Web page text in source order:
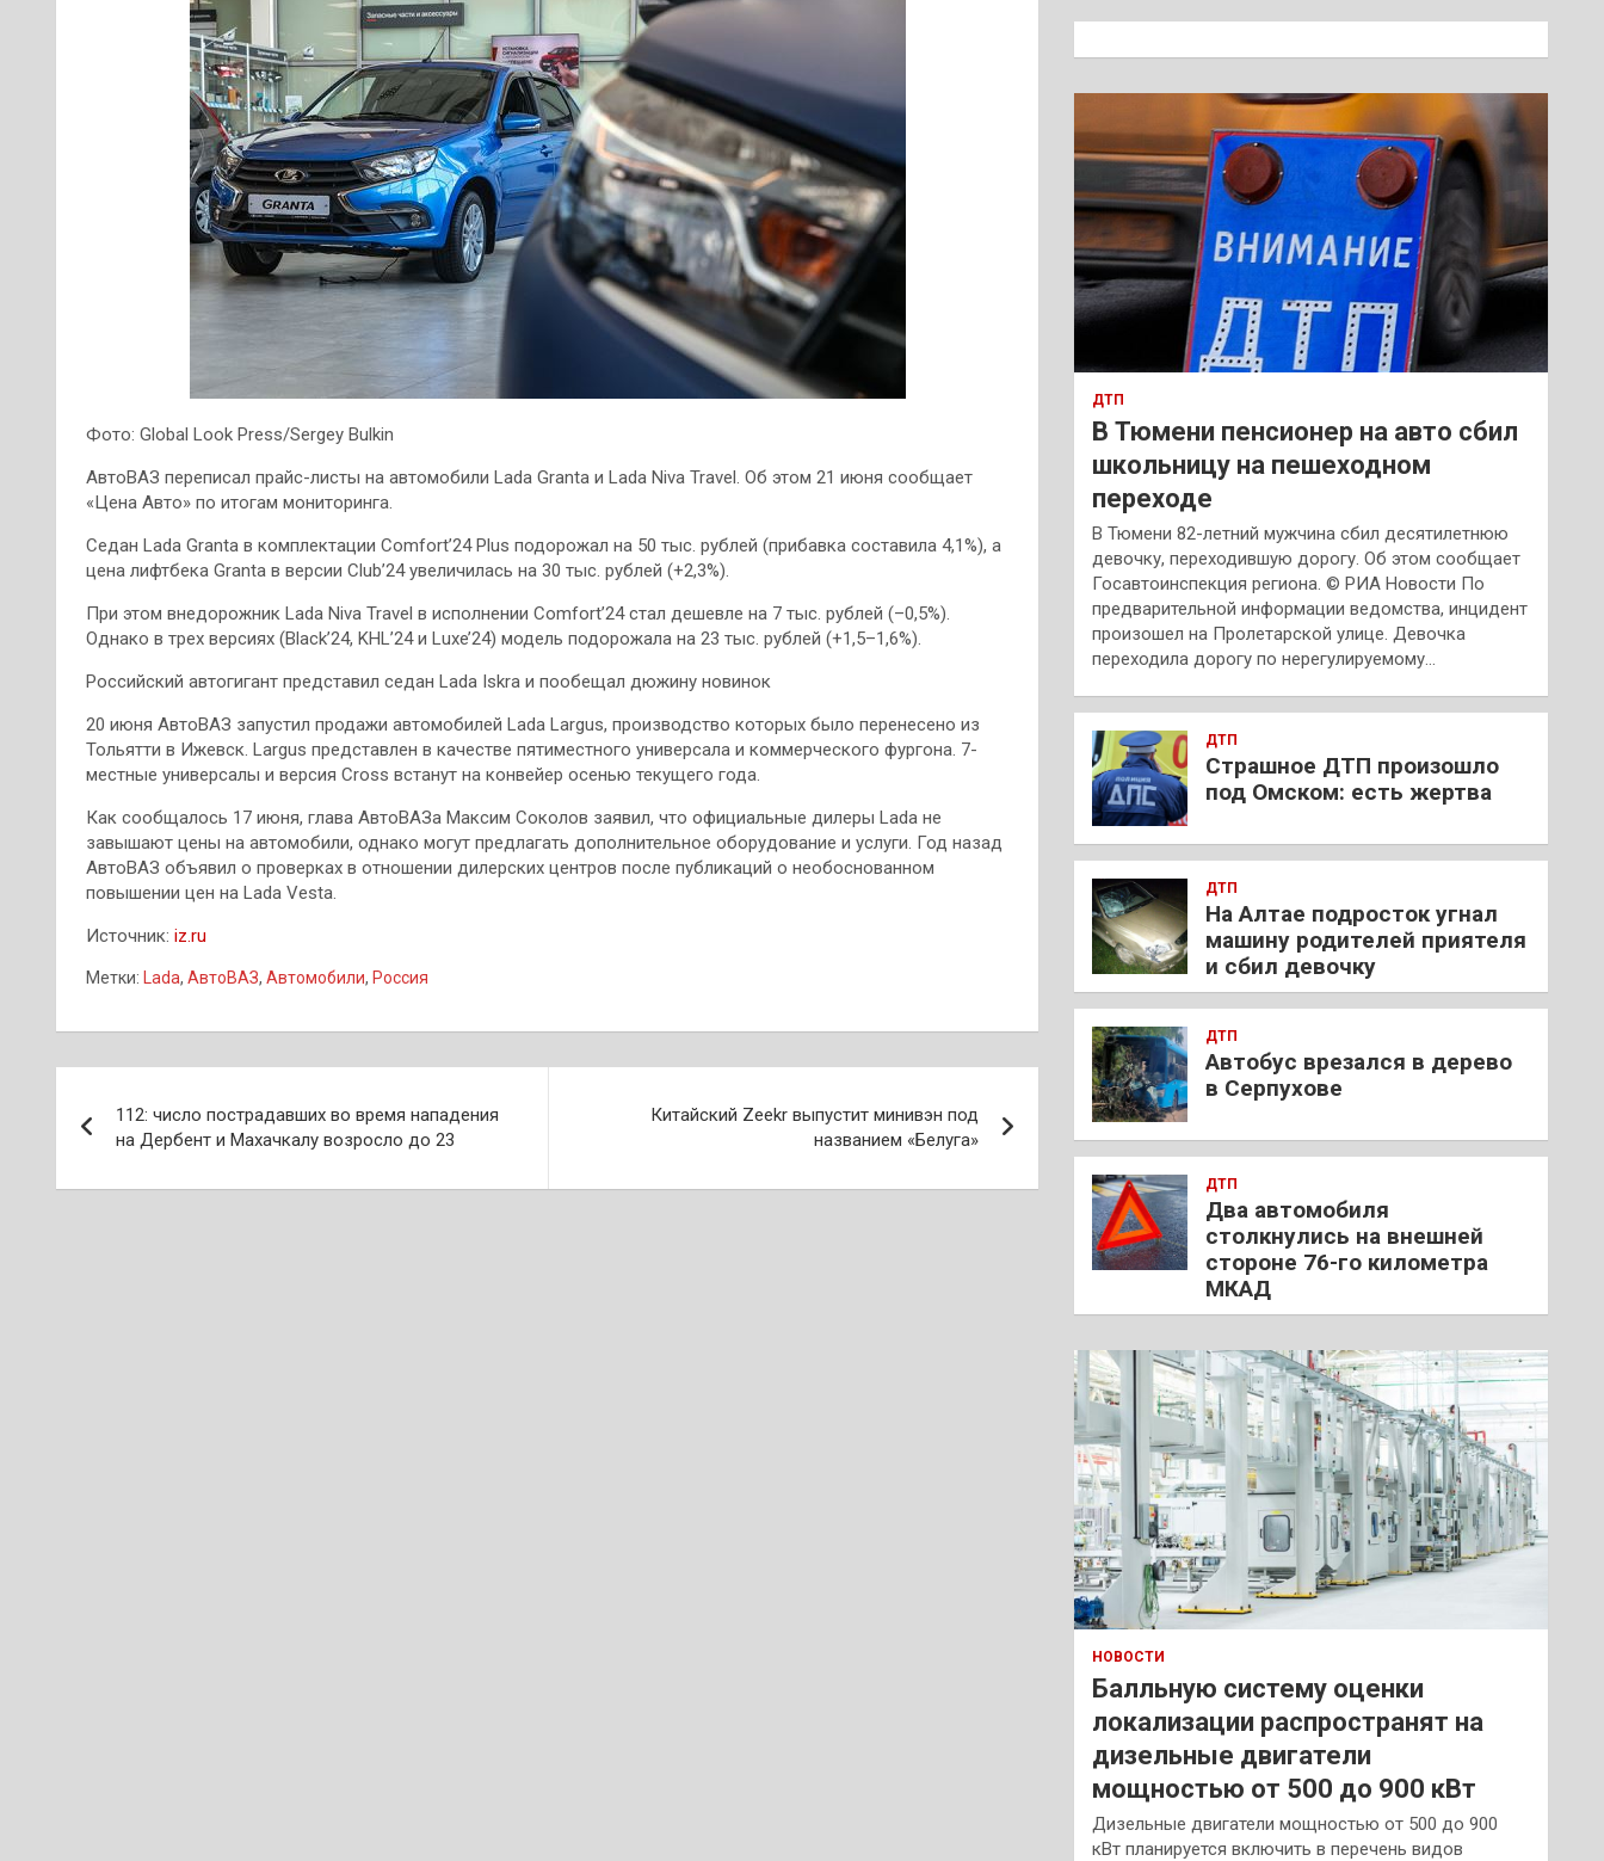
Фото: Global Look Press/Sergey Bulkin
АвтоВАЗ переписал прайс-листы на автомобили Lada Granta и Lada Niva Travel. Об этом 21 июня сообщает
«Цена Авто» по итогам мониторинга.
Седан Lada Granta в комплектации Comfort’24 Plus подорожал на 50 тыс. рублей (прибавка составила 4,1%), а
цена лифтбека Granta в версии Club’24 увеличилась на 30 тыс. рублей (+2,3%).
При этом внедорожник Lada Niva Travel в исполнении Comfort’24 стал дешевле на 7 тыс. рублей (–0,5%).
Однако в трех версиях (Black’24, KHL’24 и Luxe’24) модель подорожала на 23 тыс. рублей (+1,5–1,6%).
Российский автогигант представил седан Lada Iskra и пообещал дюжину новинок
20 июня АвтоВАЗ запустил продажи автомобилей Lada Largus, производство которых было перенесено из
Тольятти в Ижевск. Largus представлен в качестве пятиместного универсала и коммерческого фургона. 7-
местные универсалы и версия Cross встанут на конвейер осенью текущего года.
Как сообщалось 17 июня, глава АвтоВАЗа Максим Соколов заявил, что официальные дилеры Lada не
завышают цены на автомобили, однако могут предлагать дополнительное оборудование и услуги. Год назад
АвтоВАЗ объявил о проверках в отношении дилерских центров после публикаций о необоснованном
повышении цен на Lada Vesta.
Источник: iz.ru
Метки: Lada, АвтоВАЗ, Автомобили, Россия
по
записям
112: число пострадавших во время нападения
на Дербент и Махачкалу возросло до 23
Китайский Zeekr выпустит минивэн под
названием «Белуга»
к
ДТП
В Тюмени пенсионер на авто сбил
школьницу на пешеходном
переходе
В Тюмени 82-летний мужчина сбил десятилетнюю
девочку, переходившую дорогу. Об этом сообщает
Госавтоинспекция региона. © РИА Новости По
предварительной информации ведомства, инцидент
произошел на Пролетарской улице. Девочка
переходила дорогу по нерегулируемому…
ДТП
Страшное ДТП произошло
под Омском: есть жертва
ДТП
На Алтае подросток угнал
машину родителей приятеля
и сбил девочку
ДТП
Автобус врезался в дерево
в Серпухове
ДТП
Два автомобиля
столкнулись на внешней
стороне 76-го километра
МКАД
НОВОСТИ
Балльную систему оценки
локализации распространят на
дизельные двигатели
мощностью от 500 до 900 кВт
Дизельные двигатели мощностью от 500 до 900
кВт планируется включить в перечень видов